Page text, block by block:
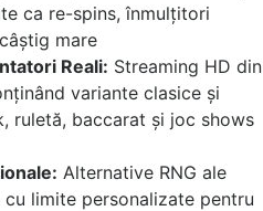
ca re-spins, înmulțitori
mare
Reali: Streaming HD din
variante clasice și
ruletă, baccarat și joc shows
Alternative RNG ale
limite personalizate pentru